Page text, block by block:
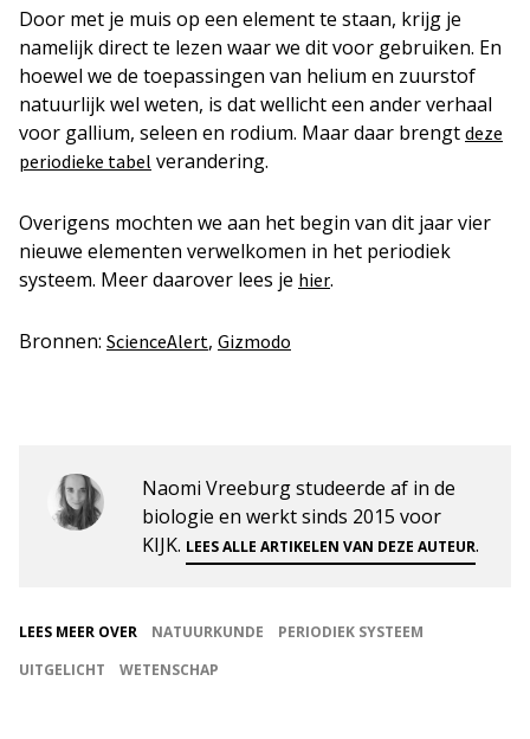
Door met je muis op een element te staan, krijg je
namelijk direct te lezen waar we dit voor gebruiken. En
hoewel we de toepassingen van helium en zuurstof
natuurlijk wel weten, is dat wellicht een ander verhaal
voor gallium, seleen en rodium. Maar daar brengt deze
periodieke tabel verandering.
Overigens mochten we aan het begin van dit jaar vier
nieuwe elementen verwelkomen in het periodiek
systeem. Meer daarover lees je hier.
Bronnen: ScienceAlert, Gizmodo
Naomi Vreeburg studeerde af in de
biologie en werkt sinds 2015 voor
KIJK. LEES ALLE ARTIKELEN VAN DEZE AUTEUR.
LEES MEER OVER NATUURKUNDE
PERIODIEK SYSTEEM
UITGELICHT
WETENSCHAP